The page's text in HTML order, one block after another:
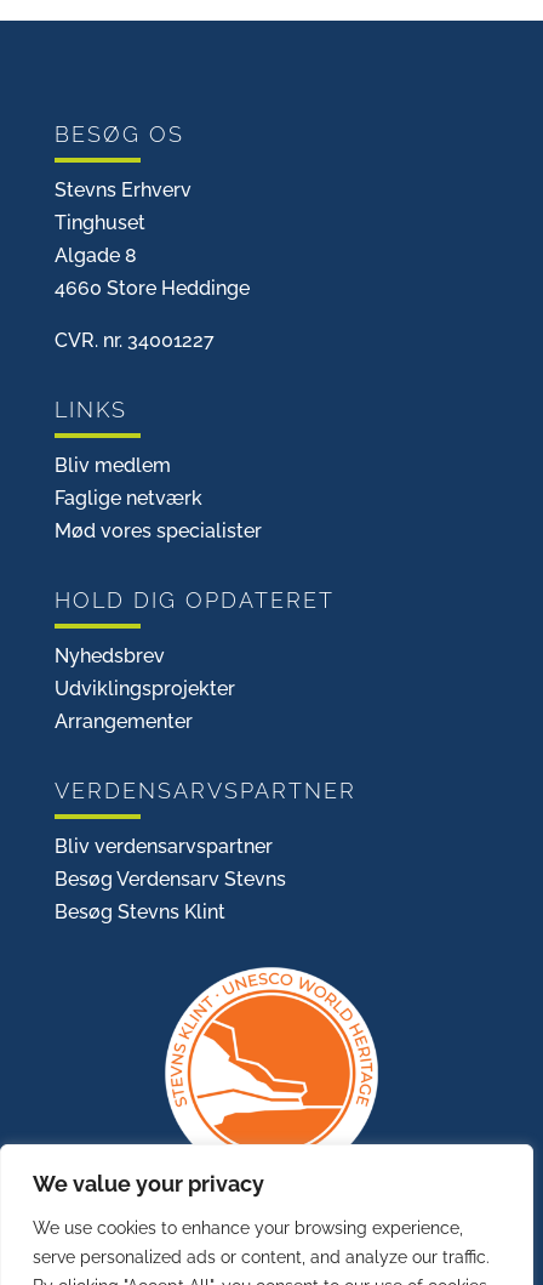
We value your privacy
We use cookies to enhance your browsing experience,
serve personalized ads or content, and analyze our traffic.
BESØG OS
Stevns Erhverv
Tinghuset
Algade 8
4660 Store Heddinge
CVR. nr. 34001227
LINKS
Bliv medlem
Faglige netværk
Mød vores specialister
HOLD DIG OPDATERET
Nyhedsbrev
Udviklingsprojekter
Arrangementer
VERDENSARVSPARTNER
Bliv verdensarvspartner
Besøg Verdensarv Stevns
Besøg Stevns Klint